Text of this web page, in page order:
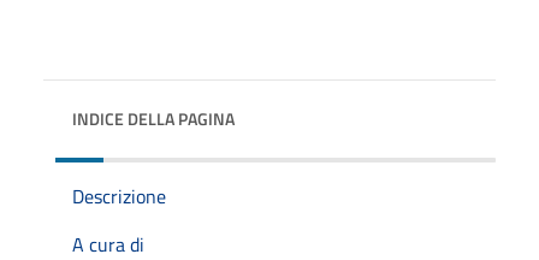
INDICE DELLA PAGINA
Descrizione
A cura di